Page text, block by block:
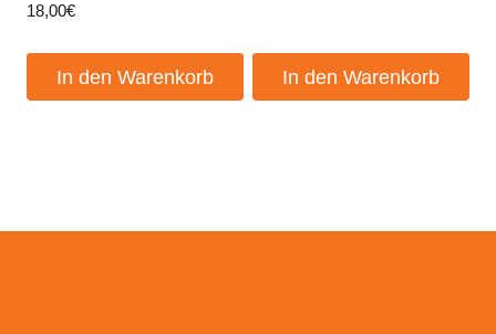
18,00€
In den Warenkorb In den Warenkorb